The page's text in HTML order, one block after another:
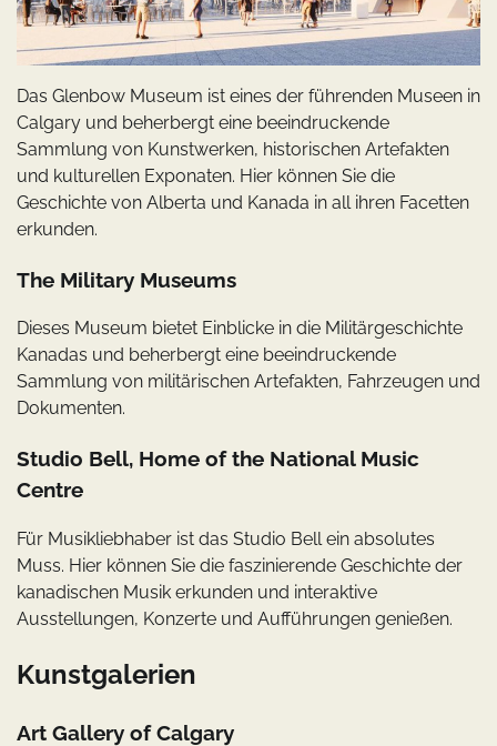
Das Glenbow Museum ist eines der führenden Museen in
Calgary und beherbergt eine beeindruckende
Sammlung von Kunstwerken, historischen Artefakten
und kulturellen Exponaten. Hier können Sie die
Geschichte von Alberta und Kanada in all ihren Facetten
erkunden.
The Military Museums
Dieses Museum bietet Einblicke in die Militärgeschichte
Kanadas und beherbergt eine beeindruckende
Sammlung von militärischen Artefakten, Fahrzeugen und
Dokumenten.
Studio Bell, Home of the National Music
Centre
Für Musikliebhaber ist das Studio Bell ein absolutes
Muss. Hier können Sie die faszinierende Geschichte der
kanadischen Musik erkunden und interaktive
Ausstellungen, Konzerte und Aufführungen genießen.
Kunstgalerien
Art Gallery of Calgary